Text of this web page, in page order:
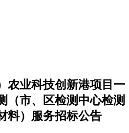
农业科技创新港项目一
（市、区检测中心检测
料）服务招标公告